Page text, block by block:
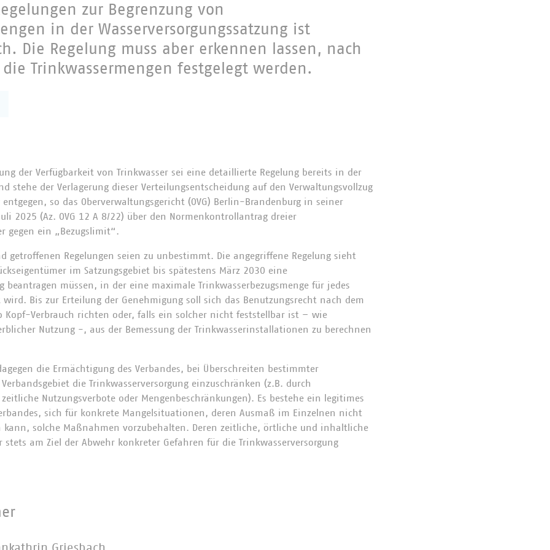
zur Begrenzung von
in der Wasserversorgungssatzung ist
Die Regelung muss aber erkennen lassen, nach
Trinkwassermengen festgelegt werden.
der Verfügbarkeit von Trinkwasser sei eine detaillierte Regelung bereits in der
stehe der Verlagerung dieser Verteilungsentscheidung auf den Verwaltungsvollzug
so das Oberverwaltungsgericht (OVG) Berlin-Brandenburg in seiner
2025 (Az. OVG 12 A 8/22) über den Normenkontrollantrag dreier
gegen ein „Bezugslimit“.
getroffenen Regelungen seien zu unbestimmt. Die angegriffene Regelung sieht
im Satzungsgebiet bis spätestens März 2030 eine
beantragen müssen, in der eine maximale Trinkwasserbezugsmenge für jedes
wird. Bis zur Erteilung der Genehmigung soll sich das Benutzungsrecht nach dem
Kopf-Verbrauch richten oder, falls ein solcher nicht feststellbar ist – wie
Nutzung -, aus der Bemessung der Trinkwasserinstallationen zu berechnen
die Ermächtigung des Verbandes, bei Überschreiten bestimmter
die Trinkwasserversorgung einzuschränken (z.B. durch
Nutzungsverbote oder Mengenbeschränkungen). Es bestehe ein legitimes
sich für konkrete Mangelsituationen, deren Ausmaß im Einzelnen nicht
kann, solche Maßnahmen vorzubehalten. Deren zeitliche, örtliche und inhaltliche
stets am Ziel der Abwehr konkreter Gefahren für die Trinkwasserversorgung